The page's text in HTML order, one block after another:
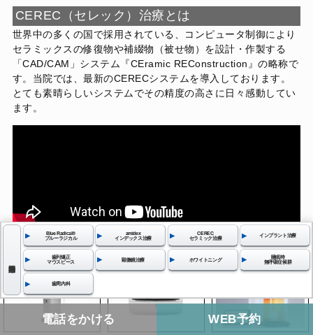
CEREC（セレック）治療とは
世界中の多くの国で採用されている、コンピュータ制御により
セラミックスの修復物や補綴物（被せ物）を設計・作製する
「CAD/CAM」システム『CEramic REConstruction』の略称で
す。当院では、最新のCERECシステムを導入しております。
とても素晴らしいシステムでその精度の高さに日々感動してい
ます。
Blue Radical®︎
ブルーラジカル
amidex
インデックス治療
CEREC
セラミック治療
インプラント治療
歯列矯正
マウスピース
顕微鏡治療 ホワイトニング
睡眠時
無呼吸症候群
歯周内科
電話をかける WEB予約